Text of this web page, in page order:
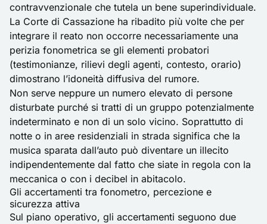
contravvenzionale che tutela un bene superindividuale.
La Corte di Cassazione ha ribadito più volte che per
integrare il reato non occorre necessariamente una
perizia fonometrica se gli elementi probatori
(testimonianze, rilievi degli agenti, contesto, orario)
dimostrano l’idoneità diffusiva del rumore.
Non serve neppure un numero elevato di persone
disturbate purché si tratti di un gruppo potenzialmente
indeterminato e non di un solo vicino. Soprattutto di
notte o in aree residenziali in strada significa che la
musica sparata dall’auto può diventare un illecito
indipendentemente dal fatto che siate in regola con la
meccanica o con i decibel in abitacolo.
Gli accertamenti tra fonometro, percezione e
sicurezza attiva
Sul piano operativo, gli accertamenti seguono due